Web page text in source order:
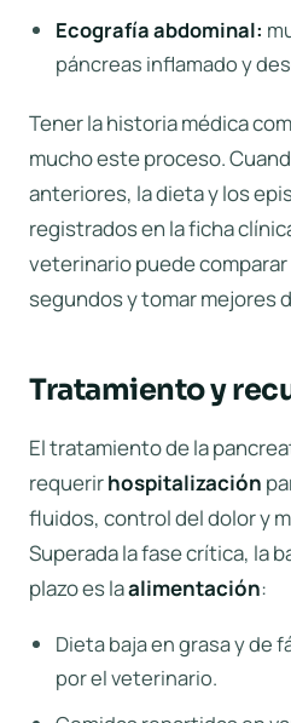
Ecografía abdominal:
páncreas inflamado y
Tener la historia médica
mucho este proceso.
anteriores, la dieta y los
registrados en laficha
veterinario puede
segundos y tomar mejores
Tratamiento y
El tratamiento de la
requerirhospitalización
fluidos, control del dolor y
Superada la fase crítica, la
plazo es laalimentación:
Dieta baja en grasa y de
por el veterinario.